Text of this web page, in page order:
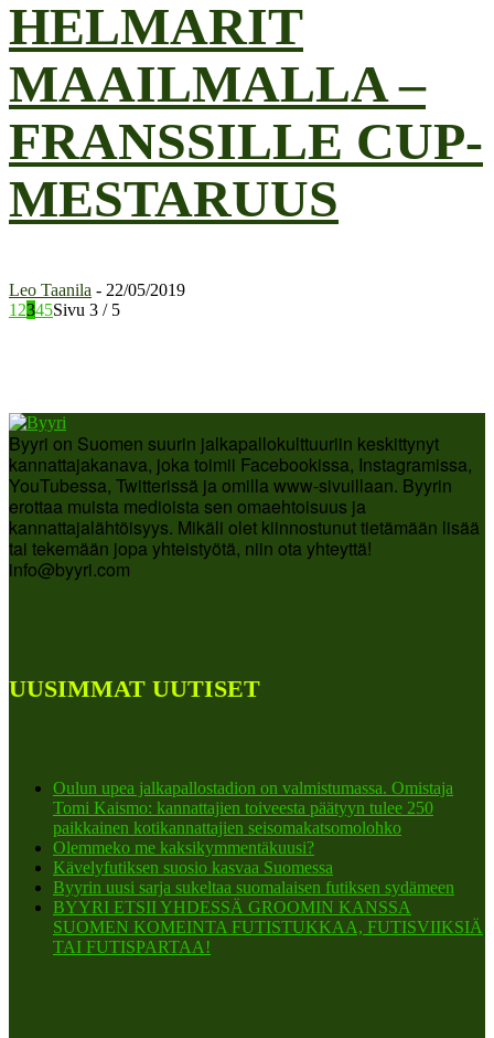
HELMARIT
MAAILMALLA –
FRANSSILLE CUP-
MESTARUUS
Leo Taanila - 22/05/2019
1 2345Sivu 3 / 5
Byyri on Suomen suurin jalkapallokulttuuriin keskittynyt
kannattajakanava, joka toimii Facebookissa, Instagramissa,
YouTubessa, Twitterissä ja omilla www-sivuillaan. Byyrin
erottaa muista medioista sen omaehtoisuus ja
kannattajalähtöisyys. Mikäli olet kiinnostunut tietämään lisää
tai tekemään jopa yhteistyötä, niin ota yhteyttä!
info@byyri.com
UUSIMMAT UUTISET
Oulun upea jalkapallostadion on valmistumassa. Omistaja
Tomi Kaismo: kannattajien toiveesta päätyyn tulee 250
paikkainen kotikannattajien seisomakatsomolohko
Olemmeko me kaksikymmentäkuusi?
Kävelyfutiksen suosio kasvaa Suomessa
Byyrin uusi sarja sukeltaa suomalaisen futiksen sydämeen
BYYRI ETSII YHDESSÄ GROOMIN KANSSA
SUOMEN KOMEINTA FUTISTUKKAA, FUTISVIIKSIÄ
TAI FUTISPARTAA!